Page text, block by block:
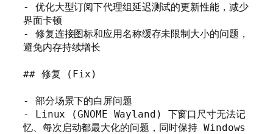
- 优化大型订阅下代理组延迟测试的更新性能，减少
界面卡顿
- 修复连接图标和应用名称缓存未限制大小的问题，
避免内存持续增长
## 修复 (Fix)
- 部分场景下的白屏问题
- Linux (GNOME Wayland) 下窗口尺寸无法记
忆、每次启动都最大化的问题，同时保持 Windows